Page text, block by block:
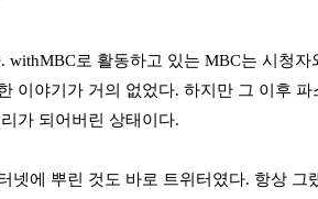
로 활동하고 있는 MBC는 시청자
이야기가 거의 없었다. 하지만 그 이후 파
가 되어버린 상태이다.
넷에 뿌린 것도 바로 트위터였다. 항상 그